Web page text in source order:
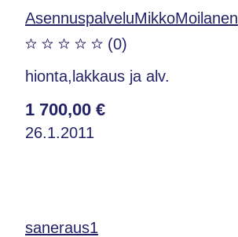
AsennuspalveluMikkoMoilanen
(0)
hionta,lakkaus ja alv.
1 700,00 €
26.1.2011
saneraus1